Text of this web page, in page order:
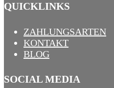
QUICKLINKS
ZAHLUNGSARTEN
KONTAKT
BLOG
SOCIAL MEDIA